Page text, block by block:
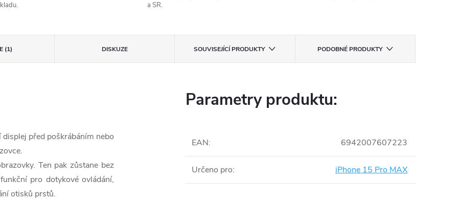
a SR.
(1) DISKUZE SOUVISEJÍCÍ PRODUKTY PODOBNÉ PRODUKTY
před poškrábáním nebo
Ten pak zůstane bez
pro dotykové ovládání,
otisků prstů.
Parametry produktu:
EAN: 6942007607223
Určeno pro: iPhone 15 Pro MAX